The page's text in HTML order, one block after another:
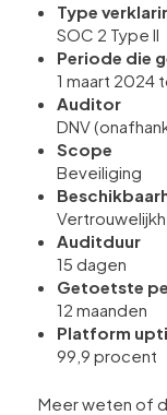
Type
SOC 2 Type II
Periode die
1 maart 2024
Auditor
DNV
Scope
Beveiliging
Auditduur
15 dagen
Getoetste
12 maanden
Platform
99,9 procent
Meer weten of